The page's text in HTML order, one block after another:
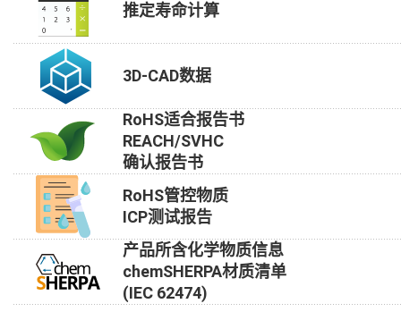
推定寿命计算
3D-CAD数据
RoHS适合报告书
REACH/SVHC
确认报告书
RoHS管控物质
ICP测试报告
产品所含化学物质信息
chemSHERPA材质清单
(IEC 62474)